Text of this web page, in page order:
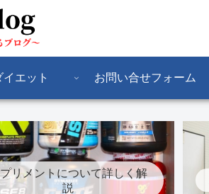
イエット お問い合せフォーム
リメントについて詳しく解
説